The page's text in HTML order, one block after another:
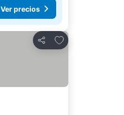
Ver precios
Compartir
Agregar a favoritos